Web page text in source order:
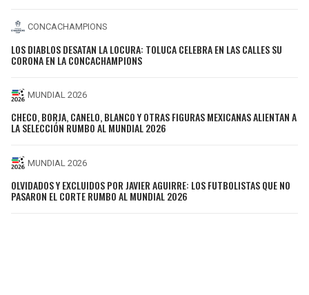
CONCACHAMPIONS
LOS DIABLOS DESATAN LA LOCURA: TOLUCA CELEBRA EN LAS CALLES SU
CORONA EN LA CONCACHAMPIONS
MUNDIAL 2026
CHECO, BORJA, CANELO, BLANCO Y OTRAS FIGURAS MEXICANAS ALIENTAN A
LA SELECCIÓN RUMBO AL MUNDIAL 2026
MUNDIAL 2026
OLVIDADOS Y EXCLUIDOS POR JAVIER AGUIRRE: LOS FUTBOLISTAS QUE NO
PASARON EL CORTE RUMBO AL MUNDIAL 2026